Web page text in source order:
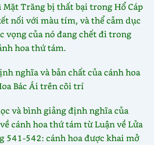
Mặt Trăng bị thất bại trong Hổ Cáp
nối với màu tím, và thể cảm dục
vọng của nó đang chết đi trong
hoa thứ tám.
nghĩa và bản chất của cánh hoa
Bác Ái trên cõi trí
và bình giảng định nghĩa của
cánh hoa thứ tám từ Luận về Lửa
541-542: cánh hoa được khai mở